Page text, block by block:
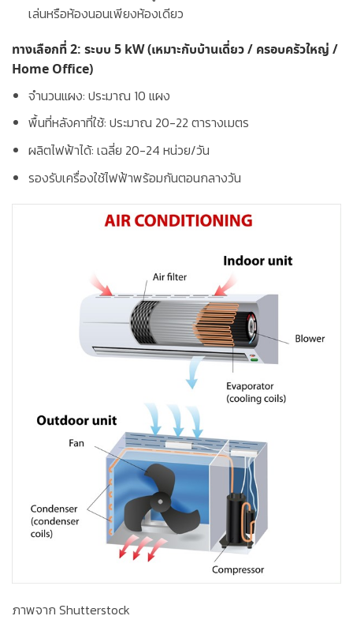
เล่นหรือห้องนอนเพียงห้องเดียว
ทางเลือกที่ 2: ระบบ 5 kW (เหมาะกับบ้านเดี่ยว / ครอบครัวใหญ่ /
Home Office)
จำนวนแผง: ประมาณ 10 แผง
พื้นที่หลังคาที่ใช้: ประมาณ 20-22 ตารางเมตร
ผลิตไฟฟ้าได้: เฉลี่ย 20-24 หน่วย/วัน
รองรับเครื่องใช้ไฟฟ้าพร้อมกันตอนกลางวัน
ภาพจาก Shutterstock